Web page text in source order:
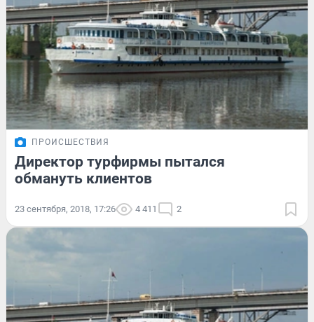
ПРОИСШЕСТВИЯ
Директор турфирмы пытался
обмануть клиентов
23 сентября, 2018, 17:26 4 411 2